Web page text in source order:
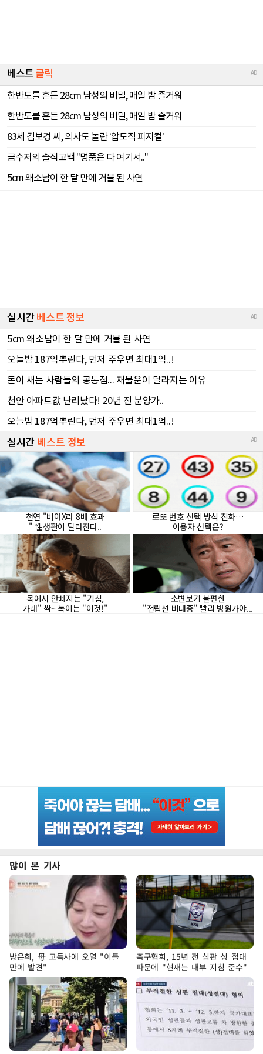
많이 본 기사
방은희, 母 고독사에 오열 "이틀
만에 발견"
축구협회, 15년 전 심판 성 접대
파문에 "현재는 내부 지침 준수"